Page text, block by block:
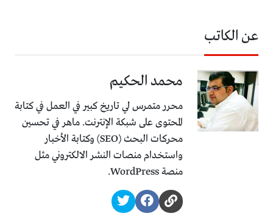
عن الكاتب
محمد الحكيم
محرر متمرس لي تاريخ كبير في العمل في كتابة
المحتوى على شبكة الإنترنت. ماهر في تحسين
محركات البحث (SEO) وكتابة الأخبار
واستخدام منصات النشر الالكتروني مثل
منصة WordPress.